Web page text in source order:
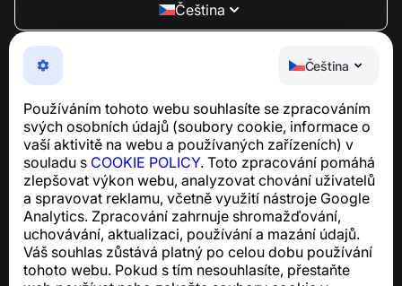
Čeština
Používáním tohoto webu souhlasíte se zpracováním
svých osobních údajů (soubory cookie, informace o
vaší aktivitě na webu a používaných zařízeních) v
souladu s COOKIE POLICY. Toto zpracování pomáhá
zlepšovat výkon webu, analyzovat chování uživatelů
a spravovat reklamu, včetně využití nástroje Google
Analytics. Zpracování zahrnuje shromažďování,
uchovávání, aktualizaci, používání a mazání údajů.
Váš souhlas zůstává platný po celou dobu používání
tohoto webu. Pokud s tím nesouhlasíte, přestaňte
Čeština
NumBuster © 2013—2026 ·
Snadno použitelná aplikace, která vás chrání před
telefonními podvody, spamem a nevyžádanými
Pro dotazy týkající se souladu s GDPR:
support@numbuster.com
Centrum nápovědy
Zprávy a články
O projektu
Kontakty